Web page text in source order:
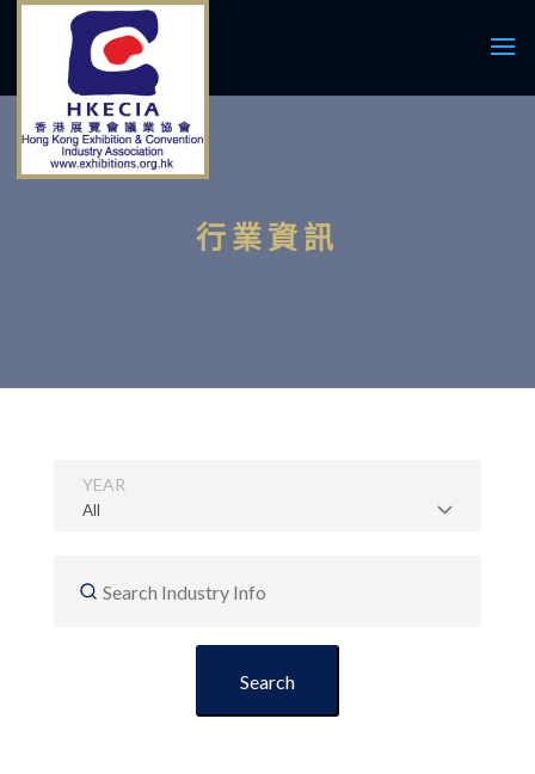
行業資訊
YEAR